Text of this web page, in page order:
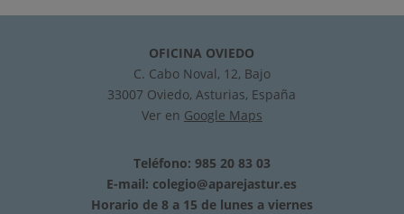
OFICINA OVIEDO
C. Cabo Noval, 12, Bajo
33007 Oviedo, Asturias, España
Ver en Google Maps
Teléfono: 985 20 83 03
E-mail: colegio@aparejastur.es
Horario de 8 a 15 de lunes a viernes